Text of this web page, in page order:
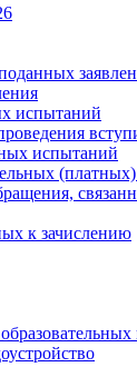
испытаний
испытаний
к зачислению